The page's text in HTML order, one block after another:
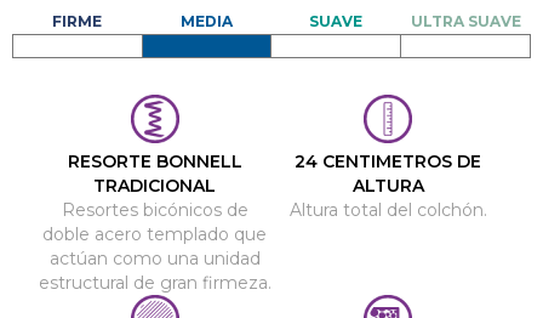
RESORTE BONNELL
TRADICIONAL
Resortes bicónicos de
doble acero templado que
actúan como una unidad
estructural de gran firmeza.
24 CENTIMETROS DE
ALTURA
Altura total del colchón.